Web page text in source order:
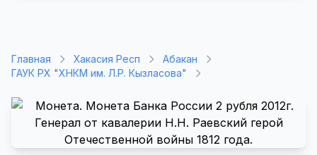
Главная Хакасия Респ
Абакан
ГАУК РХ "ХНКМ им. Л.Р. Кызласова"